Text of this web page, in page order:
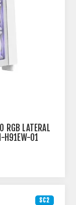
RGB LATERAL
H91EW-01
SC2